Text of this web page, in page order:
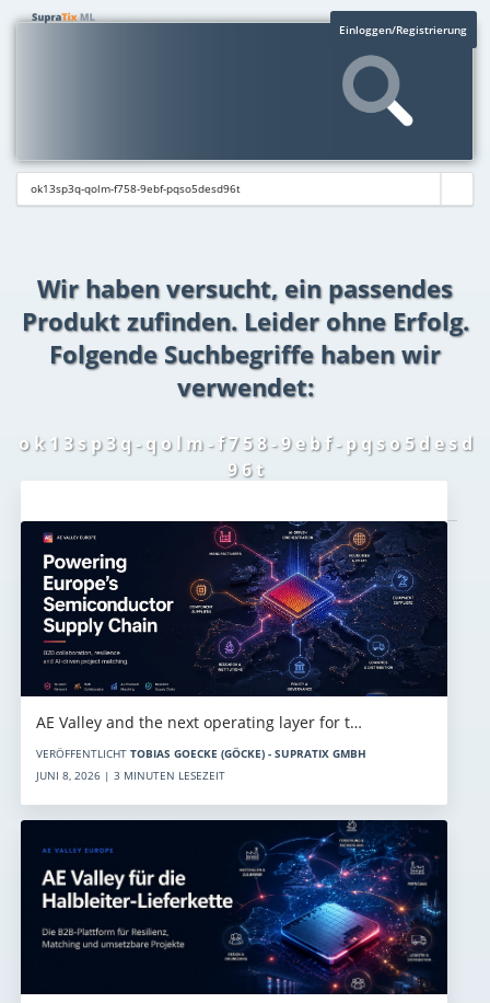
Einloggen/Registrierung
Wir haben versucht, ein passendes
Produkt zufinden. Leider ohne Erfolg.
Folgende Suchbegriffe haben wir
verwendet:
o k 1 3 s p 3 q - q o l m - f 7 5 8 - 9 e b f - p q s o 5 d e s d
9 6 t
AE Valley and the next operating layer for t…
VERÖFFENTLICHT TOBIAS GOECKE (GÖCKE) - SUPRATIX GMBH
JUNI 8, 2026 | 3 MINUTEN LESEZEIT